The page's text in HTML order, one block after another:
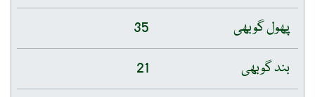
پھول گوبھی
35
بند گوبھی
21